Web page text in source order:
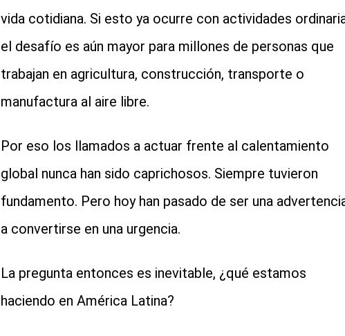
vida cotidiana. Si esto ya ocurre con actividades
el desafío es aún mayor para millones de personas que
trabajan en agricultura, construcción, transporte o
manufactura al aire libre.
Por eso los llamados a actuar frente al calentamiento
global nunca han sido caprichosos. Siempre tuvieron
fundamento. Pero hoy han pasado de ser una
a convertirse en una urgencia.
La pregunta entonces es inevitable, ¿qué estamos
haciendo en América Latina?